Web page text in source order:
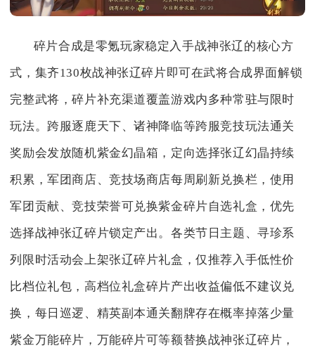
碎片合成是零氪玩家稳定入手战神张辽的核心方
式，集齐130枚战神张辽碎片即可在武将合成界面解锁
完整武将，碎片补充渠道覆盖游戏内多种常驻与限时
玩法。跨服逐鹿天下、诸神降临等跨服竞技玩法通关
奖励会发放随机紫金幻晶箱，定向选择张辽幻晶持续
积累，军团商店、竞技场商店每周刷新兑换栏，使用
军团贡献、竞技荣誉可兑换紫金碎片自选礼盒，优先
选择战神张辽碎片锁定产出。各类节日主题、寻珍系
列限时活动会上架张辽碎片礼盒，仅推荐入手低性价
比档位礼包，高档位礼盒碎片产出收益偏低不建议兑
换，每日巡逻、精英副本通关翻牌存在概率掉落少量
紫金万能碎片，万能碎片可等额替换战神张辽碎片，